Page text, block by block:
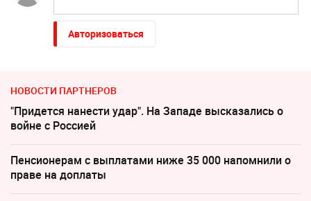
Авторизоваться
НОВОСТИ ПАРТНЕРОВ
"Придется нанести удар". На Западе высказались о
войне с Россией
Пенсионерам с выплатами ниже 35 000 напомнили о
праве на доплаты